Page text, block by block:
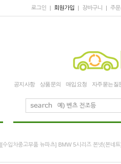
로그인 | 회원가입 | 장바구니 | 주문
공지사항
상품문의 매입요청 자주묻는질
수입차중고부품 뉴파츠] BMW 5시리즈 본넷(본네